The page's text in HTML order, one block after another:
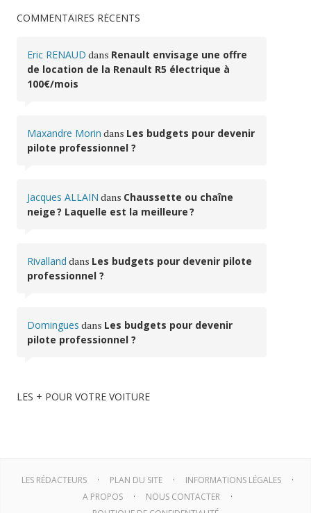
COMMENTAIRES RÉCENTS
Eric RENAUD dans Renault envisage une offre
de location de la Renault R5 électrique à
100€/mois
Maxandre Morin dans Les budgets pour devenir
pilote professionnel ?
Jacques ALLAIN dans Chaussette ou chaîne
neige ? Laquelle est la meilleure ?
Rivalland dans Les budgets pour devenir pilote
professionnel ?
Domingues dans Les budgets pour devenir
pilote professionnel ?
LES + POUR VOTRE VOITURE
LES RÉDACTEURS PLAN DU SITE
INFORMATIONS LÉGALES
A PROPOS
NOUS CONTACTER